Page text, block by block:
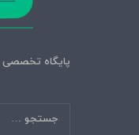
پایگاه تخصصی